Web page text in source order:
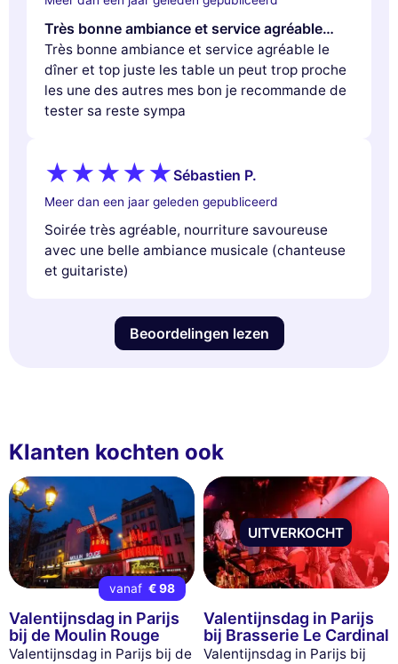
Très bonne ambiance et service agréable…
Très bonne ambiance et service agréable le
dîner et top juste les table un peut trop proche
les une des autres mes bon je recommande de
tester sa reste sympa
Sébastien P.
Meer dan een jaar geleden gepubliceerd
Soirée très agréable, nourriture savoureuse
avec une belle ambiance musicale (chanteuse
et guitariste)
Beoordelingen lezen
Klanten kochten ook
vanaf € 98
Valentijnsdag in Parijs
bij de Moulin Rouge
Valentijnsdag in Parijs bij de
UITVERKOCHT
Valentijnsdag in Parijs
bij Brasserie Le Cardinal
Valentijnsdag in Parijs bij